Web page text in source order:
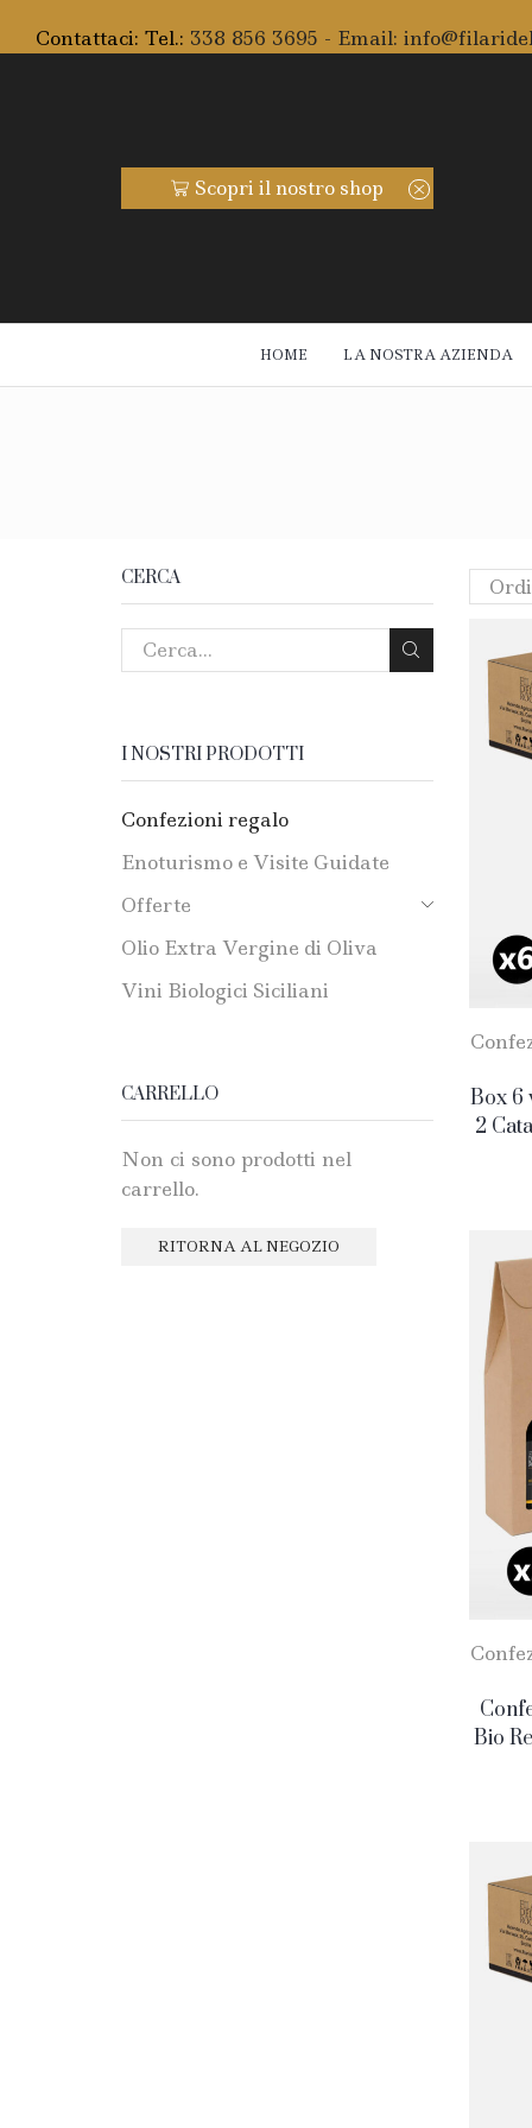
Contattaci: Tel.: 338 856 3695 - Email:
Scopri il nostro shop
HOME LA NOSTRA AZIENDA
Box 6
2
Bio
CERCA
I NOSTRI PRODOTTI
Confezioni regalo
Enoturismo e Visite Guidate
Offerte
Olio Extra Vergine di Oliva
Vini Biologici Siciliani
CARRELLO
Non ci sono prodotti nel
carrello.
RITORNA AL NEGOZIO